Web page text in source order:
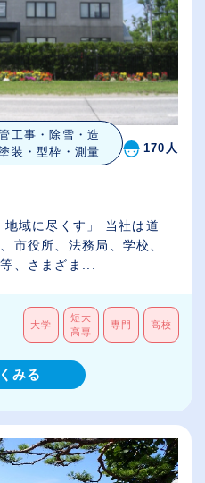
工事・除雪・造
装・型枠・測量
170人
域に尽くす」 当社は道
市役所、法務局、学校、
、さまざま...
大学
短大
高専
専門 高校
みる